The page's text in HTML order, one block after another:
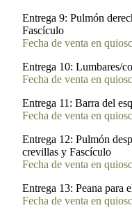
Entrega 9: Pulmón
Fascículo
Fecha de venta en
Entrega 10: Lumbares/
Fecha de venta en
Entrega 11: Barra del
Fecha de venta en
Entrega 12: Pulmón
crevillas y Fascículo
Fecha de venta en
Entrega 13: Peana para
Fecha de venta en